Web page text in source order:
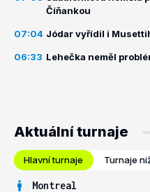
Číňankou
07:04 Jódar vyřídil i
06:33 Lehečka neměl
Aktuální turnaje
Hlavní turnaje Turnaje
Montreal